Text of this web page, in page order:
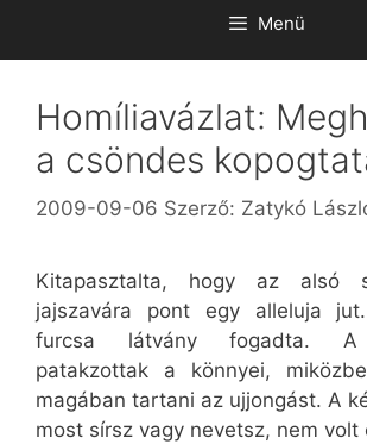
Menü
Homíliavázlat:
a csöndes
2009-09-06 Szerző: Zatykó
Kitapasztalta, hogy az alsó
jajszavára pont egy alleluja
furcsa látvány fogadta. A
patakzottak a könnyei,
magában tartani az ujjongást. A
most sírsz vagy nevetsz, nem volt